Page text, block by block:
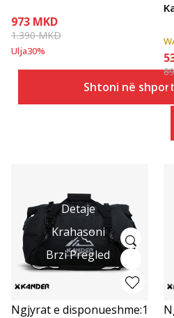
973 MKD
1.390MKD
Ulja30%
Shtoni në
Detaje
Krahasoni
Brzi Pregled
Ngjyrat e disponueshme:1